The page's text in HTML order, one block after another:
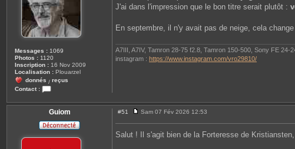
o
b
e
9
8
1
0
Messages : 1069
Photos : 1120
Inscription : 16 Nov 2009
Localisation : Plouarzel
donnés / reçus
Contact :
o
n
a
c
t
J'ai dans l'impression que le bon titre serait plutôt :
En septembre, il n'y avait pas de neige, cela
A7III, A7IV, Tamron 28-75 f2.8, Tamron 150-500, Sony FE 24-
instagram : https://www.instagram.com/vro29810/
Guiom
#51
e
s
s
Sam 07 Fév 2026 12:53
Salut ! Il s'agit bien de la Forteresse de